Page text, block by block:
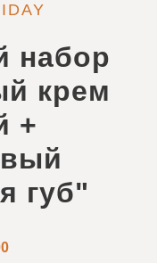
набор
крем
+
губ"